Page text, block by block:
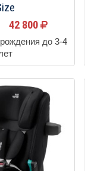
42 800
до 3-4